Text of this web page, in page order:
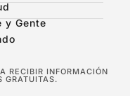
y Gente
RECIBIR INFORMACIÓN
GRATUITAS.